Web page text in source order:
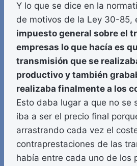
Y lo que se dice en la
de motivos de la Ley 30-85,
impuesto general sobre el
empresas lo que hacía es
transmisión que se
productivo y también
realizaba finalmente a los
Esto daba lugar a que no se
iba a ser el precio final
arrastrando cada vez el
contraprestaciones de las
había entre cada uno de los